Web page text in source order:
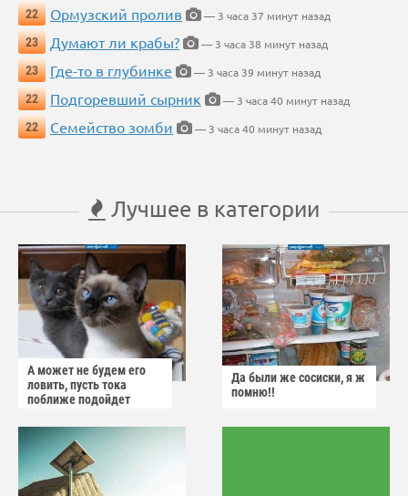
22
Ормузский пролив
— 3 часа 37 минут назад
23
Думают ли крабы?
— 3 часа 38 минут назад
23
Где-то в глубинке
— 3 часа 39 минут назад
22
Подгоревший сырник
— 3 часа 40 минут назад
22
Семейство зомби — 3 часа 40 минут назад
Лучшее в категории
А может не будем его
ловить, пусть тока
поближе подойдет
Да были же сосиски, я ж
помню!!